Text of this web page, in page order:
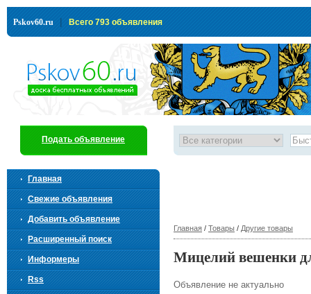
Pskov60.ru | Всего 793 объявления
Главная / Товары / Другие товары
Мицелий вешенки
Объявление не актуально
Подать объявление
Главная
Свежие объявления
Добавить объявление
Расширенный поиск
Информеры
Rss